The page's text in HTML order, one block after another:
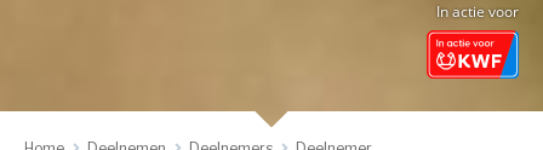
In actie voor